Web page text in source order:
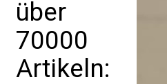
über
70000
Artikeln: